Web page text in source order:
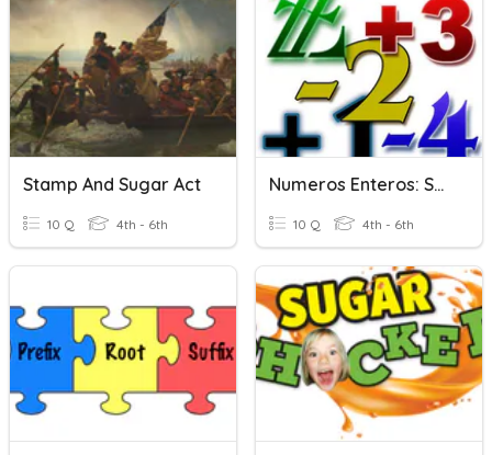
Stamp And Sugar Act
10 Q 4th - 6th
Numeros Enteros: Sumas Y Restas
10 Q 4th - 6th